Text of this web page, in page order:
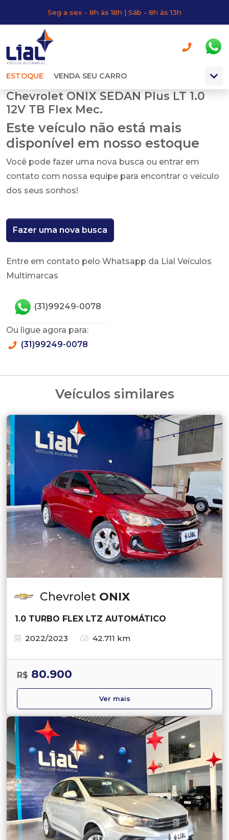
Seg a sex - 8h às 18h | Sáb - 8h às 13h
ESTOQUE VENDA SEU CARRO
Chevrolet ONIX SEDAN Plus LT 1.0
12V TB Flex Mec.
Este veículo não está mais
disponível em nosso estoque
Você pode fazer uma nova busca ou entrar em
contato com nossa equipe para encontrar o veículo
dos seus sonhos!
Fazer uma nova busca
Entre em contato pelo Whatsapp da Lial Veículos
Multimarcas
(31)99249-0078
Ou ligue agora para:
(31)99249-0078
Veículos similares
Chevrolet ONIX
1.0 TURBO FLEX LTZ AUTOMÁTICO
2022/2023
42.711 km
R$ 80.900
Ver mais